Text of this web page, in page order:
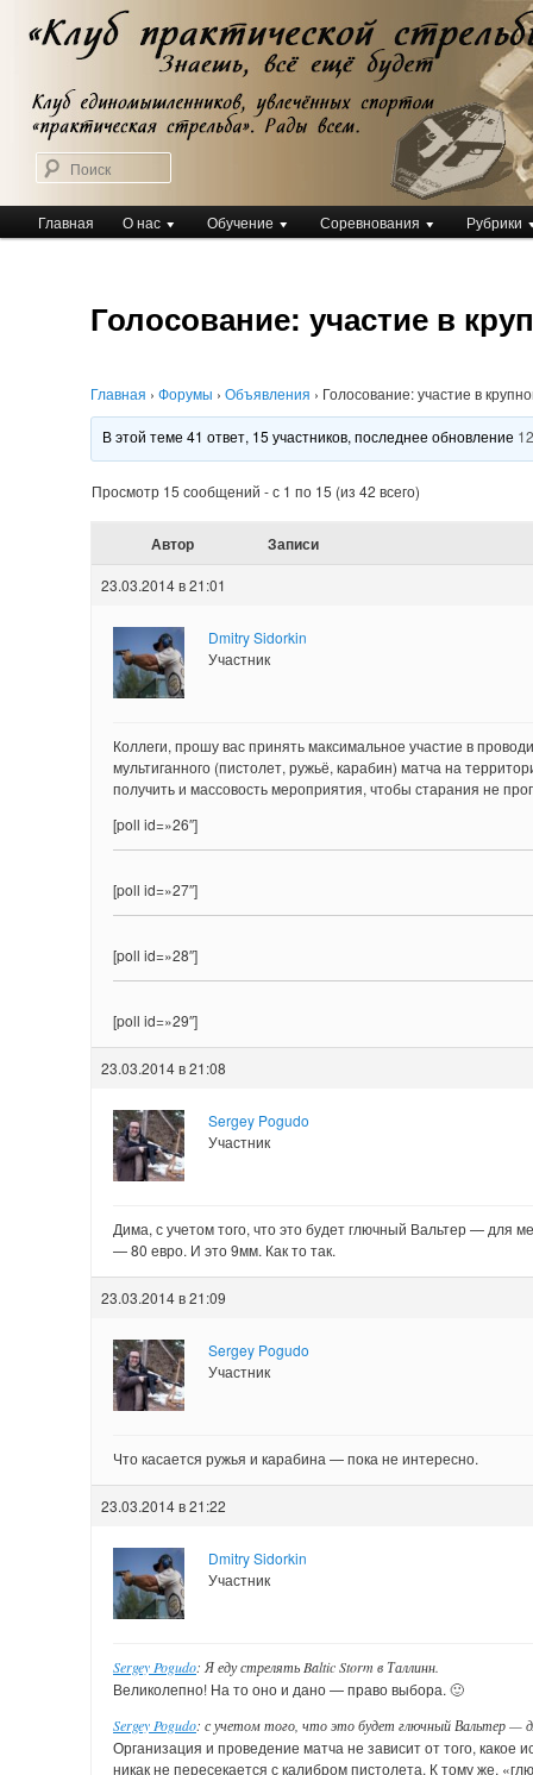
Перейти
основному
содержимому
Клуб практической стрельбы
Клуб практической стрельбы
Главное
меню
Главная О нас Обучение Соревнования Рубрики
Голосование: участие в
Главная › Форумы › Объявления › Голосование: участие в
В этой теме 41 ответ, 15 участников, последнее обновление
Просмотр 15 сообщений - с 1 по 15 (из 42 всего)
Автор Записи
23.03.2014 в 21:01
Dmitry Sidorkin
Участник
Коллеги, прошу вас принять максимальное участие в
мультиганного (пистолет, ружьё, карабин) матча на
получить и массовость мероприятия, чтобы старания не
[poll id=»26″]
[poll id=»27″]
[poll id=»28″]
[poll id=»29″]
23.03.2014 в 21:08
Sergey Pogudo
Участник
Дима, с учетом того, что это будет глючный Вальтер — для
— 80 евро. И это 9мм. Как то так.
23.03.2014 в 21:09
Sergey Pogudo
Участник
Что касается ружья и карабина — пока не интересно.
23.03.2014 в 21:22
Dmitry Sidorkin
Участник
Sergey Pogudo: Я еду стрелять Baltic Storm в Таллинн.
Великолепно! На то оно и дано — право выбора. 🙂
Sergey Pogudo: с учетом того, что это будет глючный Вальтер —
Организация и проведение матча не зависит от того,
никак не пересекается с калибром пистолета. К тому же,